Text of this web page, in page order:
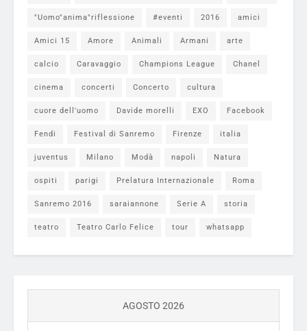
"Uomo"anima"riflessione #eventi 2016 amici
Amici 15 Amore Animali Armani arte
calcio Caravaggio Champions League Chanel
cinema concerti Concerto cultura
cuore dell'uomo Davide morelli EXO Facebook
Fendi Festival di Sanremo Firenze italia
juventus Milano Modà napoli Natura
ospiti parigi Prelatura Internazionale Roma
Sanremo 2016 saraiannone Serie A storia
teatro Teatro Carlo Felice tour whatsapp
AGOSTO 2026